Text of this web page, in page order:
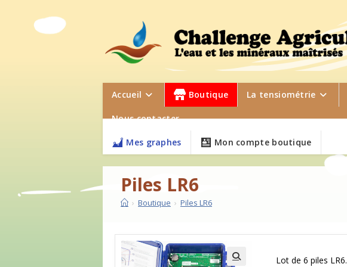
Accueil Boutique La tensiométrie
Nous contacter
Mes graphes Mon compte boutique
Piles LR6
› Boutique › Piles LR6
Lot de 6 piles LR6.